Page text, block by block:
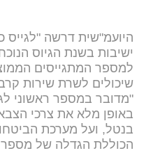
ישיבות בשנת הגיוס
למספר המתגייסים
שיכולים לשרת שירות
"מדובר במספר ראשוני
באופן מלא את צרכי הצבא
בנטל, ועל מערכת
הכוללת הגדלה של מספר